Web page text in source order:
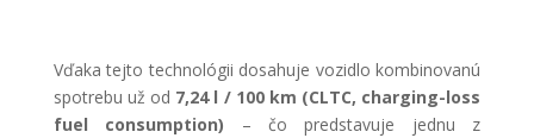
Vďaka tejto technológii dosahuje vozidlo kombinovanú
spotrebu už od 7,24 l / 100 km (CLTC, charging-loss
fuel consumption) – čo predstavuje jednu z